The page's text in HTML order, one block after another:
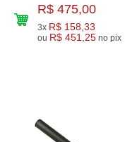
R$ 475,00
3x R$ 158,33
ou R$ 451,25 no pix